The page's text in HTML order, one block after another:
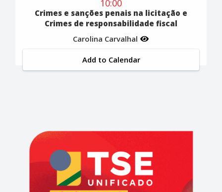
10:00
Crimes e sanções penais na licitação e
Crimes de responsabilidade fiscal
Carolina Carvalhal
Add to Calendar